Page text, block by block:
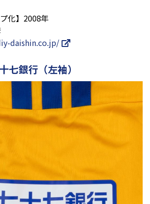
化】2008年
daishin.co.jp/
七銀行（左袖）